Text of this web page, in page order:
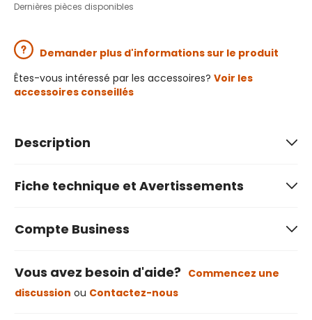
Dernières pièces disponibles
Demander plus d'informations sur le produit
Êtes-vous intéressé par les accessoires? Voir les
accessoires conseillés
Description
Fiche technique et Avertissements
Compte Business
Vous avez besoin d'aide? Commencez une
discussion ou Contactez-nous